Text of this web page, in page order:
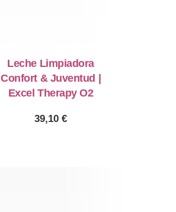
Leche Limpiadora
Confort & Juventud |
Excel Therapy O2
39,10€